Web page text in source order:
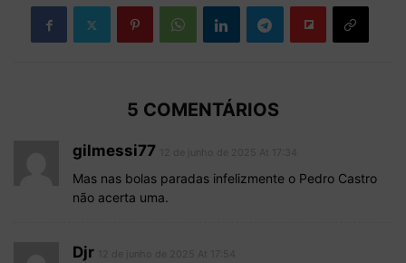
5 COMENTÁRIOS
gilmessi77
Mas nas bolas paradas infelizmente o Pedro Castro
não acerta uma.
Djr